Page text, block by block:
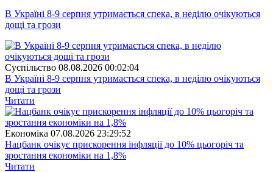
В Україні 8-9 серпня утримається спека, в неділю очікуються
дощі та грози
Суспiльство 08.08.2026 00:02:04
В Україні 8-9 серпня утримається спека, в неділю очікуються
дощі та грози
Читати
Економіка 07.08.2026 23:29:52
Нацбанк очікує прискорення інфляції до 10% цьогоріч та
зростання економіки на 1,8%
Читати